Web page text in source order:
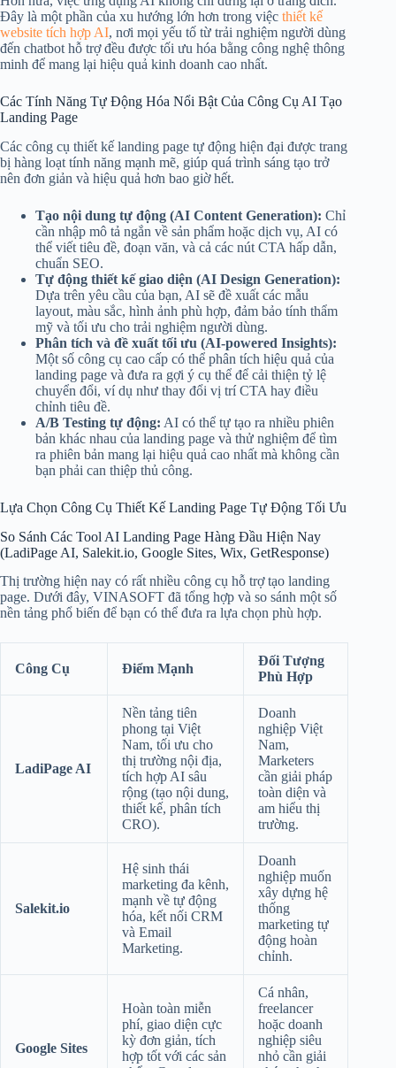
Đây là một phần của xu hướng lớn hơn trong việc thiết kế
website tích hợp AI, nơi mọi yếu tố từ trải nghiệm người dùng
đến chatbot hỗ trợ đều được tối ưu hóa bằng công nghệ thông
minh để mang lại hiệu quả kinh doanh cao nhất.
Các Tính Năng Tự Động Hóa Nổi Bật Của Công Cụ AI Tạo
Landing Page
Các công cụ thiết kế landing page tự động hiện đại được trang
bị hàng loạt tính năng mạnh mẽ, giúp quá trình sáng tạo trở
nên đơn giản và hiệu quả hơn bao giờ hết.
Tạo nội dung tự động (AI Content Generation): Chỉ
cần nhập mô tả ngắn về sản phẩm hoặc dịch vụ, AI có
thể viết tiêu đề, đoạn văn, và cả các nút CTA hấp dẫn,
chuẩn SEO.
Tự động thiết kế giao diện (AI Design Generation):
Dựa trên yêu cầu của bạn, AI sẽ đề xuất các mẫu
layout, màu sắc, hình ảnh phù hợp, đảm bảo tính thẩm
mỹ và tối ưu cho trải nghiệm người dùng.
Phân tích và đề xuất tối ưu (AI-powered Insights):
Một số công cụ cao cấp có thể phân tích hiệu quả của
landing page và đưa ra gợi ý cụ thể để cải thiện tỷ lệ
chuyển đổi, ví dụ như thay đổi vị trí CTA hay điều
chỉnh tiêu đề.
A/B Testing tự động: AI có thể tự tạo ra nhiều phiên
bản khác nhau của landing page và thử nghiệm để tìm
ra phiên bản mang lại hiệu quả cao nhất mà không cần
bạn phải can thiệp thủ công.
Lựa Chọn Công Cụ Thiết Kế Landing Page Tự Động Tối Ưu
So Sánh Các Tool AI Landing Page Hàng Đầu Hiện Nay
(LadiPage AI, Salekit.io, Google Sites, Wix, GetResponse)
Thị trường hiện nay có rất nhiều công cụ hỗ trợ tạo landing
page. Dưới đây, VINASOFT đã tổng hợp và so sánh một số
nền tảng phổ biến để bạn có thể đưa ra lựa chọn phù hợp.
Công Cụ Điểm Mạnh
Đối Tượng
Phù Hợp
LadiPage AI
Nền tảng tiên
phong tại Việt
Nam, tối ưu cho
thị trường nội địa,
tích hợp AI sâu
rộng (tạo nội dung,
thiết kế, phân tích
CRO).
Doanh
nghiệp Việt
Nam,
Marketers
cần giải pháp
toàn diện và
am hiểu thị
trường.
Salekit.io
Hệ sinh thái
marketing đa kênh,
mạnh về tự động
hóa, kết nối CRM
và Email
Marketing.
Doanh
nghiệp muốn
xây dựng hệ
thống
marketing tự
động hoàn
chỉnh.
Google Sites
Hoàn toàn miễn
phí, giao diện cực
kỳ đơn giản, tích
hợp tốt với các sản
Cá nhân,
freelancer
hoặc doanh
nghiệp siêu
nhỏ cần giải